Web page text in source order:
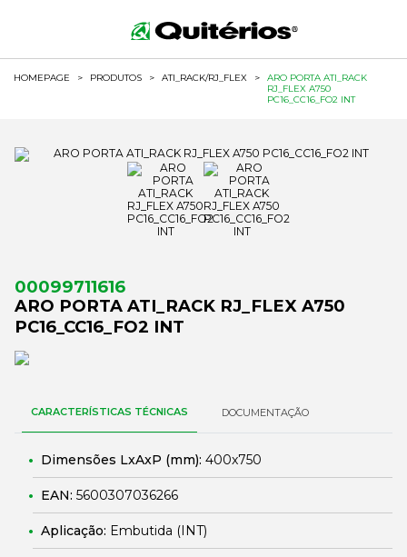
HOMEPAGE > PRODUTOS > ATI_RACK/RJ_FLEX >
ARO PORTA ATI_RACK
RJ_FLEX A750
PC16_CC16_FO2 INT
00099711616
ARO PORTA ATI_RACK RJ_FLEX A750
PC16_CC16_FO2 INT
CARACTERÍSTICAS TÉCNICAS DOCUMENTAÇÃO
Dimensões LxAxP (mm): 400x750
EAN: 5600307036266
Aplicação: Embutida (INT)